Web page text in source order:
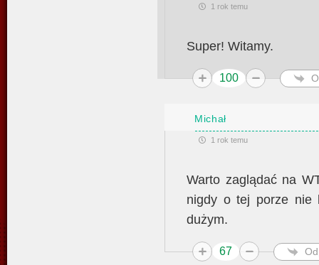
1 rok temu
Super! Witamy.
100
Michał
1 rok temu
Warto zaglądać na
nigdy o tej porze nie
dużym.
67